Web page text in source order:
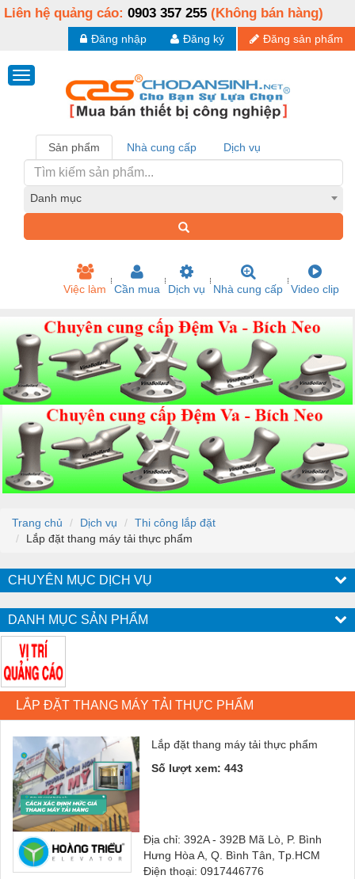
Liên hệ quảng cáo: 0903 357 255 (Không bán hàng)
Đăng sản phẩm
Đăng ký
Đăng nhập
Sản phẩm Nhà cung cấp Dịch vụ
Danh mục
Việc làm Cần mua Dịch vụ Nhà cung cấp Video clip
Trang chủ Dịch vụ
Thi công lắp đặt
Lắp đặt thang máy tải thực phẩm
CHUYÊN MỤC DỊCH VỤ
DANH MỤC SẢN PHẨM
LẮP ĐẶT THANG MÁY TẢI THỰC PHẨM
Lắp đặt thang máy tải thực phẩm
Số lượt xem: 443
Địa chỉ: 392A - 392B Mã Lò, P. Bình
Hưng Hòa A, Q. Bình Tân, Tp.HCM
Điện thoại: 0917446776